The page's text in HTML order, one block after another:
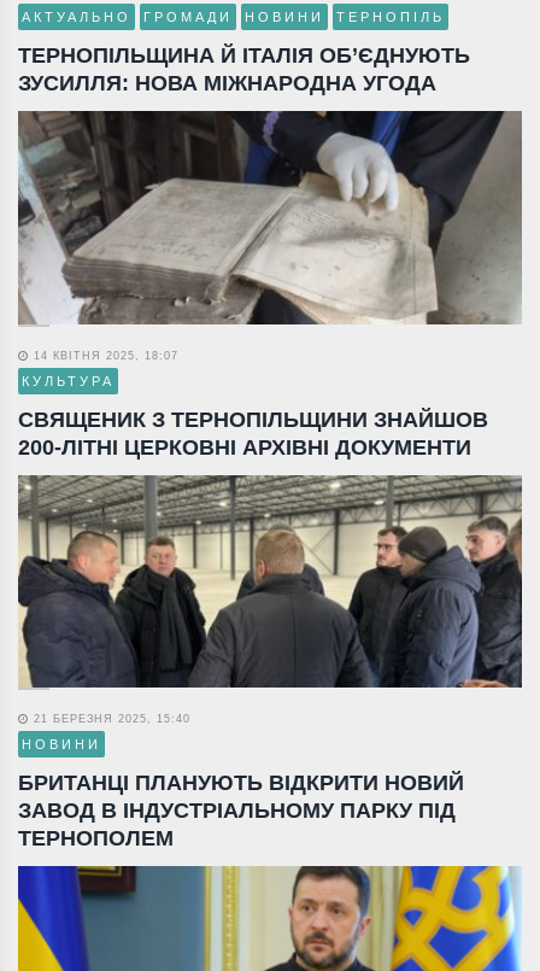
АКТУАЛЬНО ГРОМАДИ НОВИНИ ТЕРНОПІЛЬ
ТЕРНОПІЛЬЩИНА Й ІТАЛІЯ ОБ’ЄДНУЮТЬ
ЗУСИЛЛЯ: НОВА МІЖНАРОДНА УГОДА
14 КВІТНЯ 2025, 18:07
КУЛЬТУРА
СВЯЩЕНИК З ТЕРНОПІЛЬЩИНИ ЗНАЙШОВ
200-ЛІТНІ ЦЕРКОВНІ АРХІВНІ ДОКУМЕНТИ
21 БЕРЕЗНЯ 2025, 15:40
НОВИНИ
БРИТАНЦІ ПЛАНУЮТЬ ВІДКРИТИ НОВИЙ
ЗАВОД В ІНДУСТРІАЛЬНОМУ ПАРКУ ПІД
ТЕРНОПОЛЕМ